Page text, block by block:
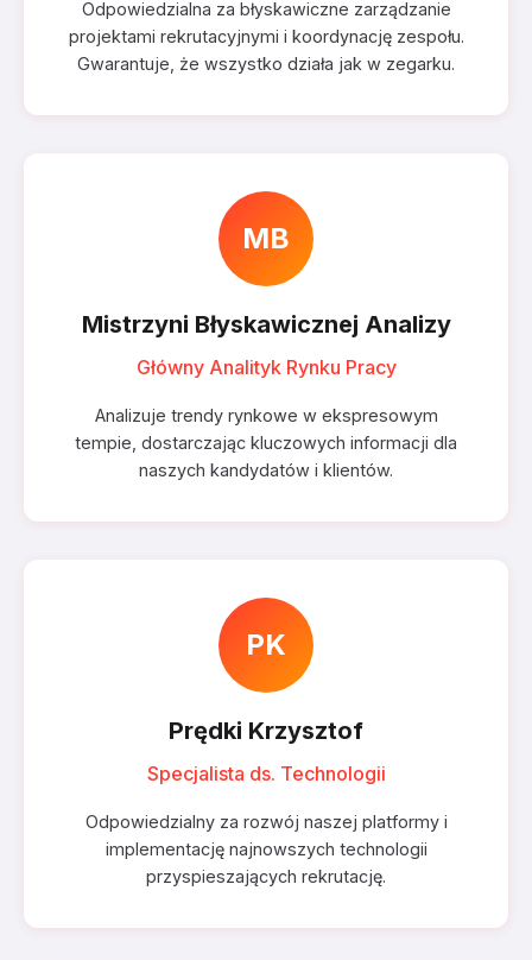
Odpowiedzialna za błyskawiczne zarządzanie
projektami rekrutacyjnymi i koordynację zespołu.
Gwarantuje, że wszystko działa jak w zegarku.
MB
Mistrzyni Błyskawicznej Analizy
Główny Analityk Rynku Pracy
Analizuje trendy rynkowe w ekspresowym
tempie, dostarczając kluczowych informacji dla
naszych kandydatów i klientów.
PK
Prędki Krzysztof
Specjalista ds. Technologii
Odpowiedzialny za rozwój naszej platformy i
implementację najnowszych technologii
przyspieszających rekrutację.